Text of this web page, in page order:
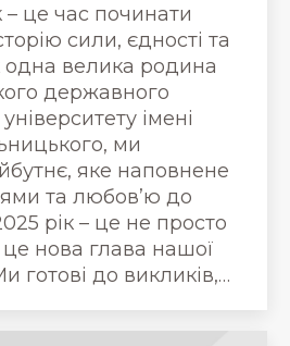
– це час починати
сили, єдності та
одна велика родина
державного
імені
ми
яке наповнене
та любов’ю до
рік – це не просто
це нова глава нашої
готові до викликів,…